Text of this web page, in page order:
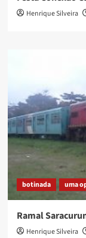
Henrique Silveira
botinada uma
Ramal
Henrique Silveira